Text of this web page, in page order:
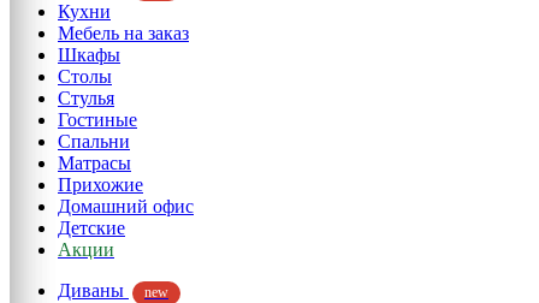
Кухни
Мебель на заказ
Шкафы
Столы
Стулья
Гостиные
Спальни
Матрасы
Прихожие
Домашний офис
Детские
Акции
Диваны
new